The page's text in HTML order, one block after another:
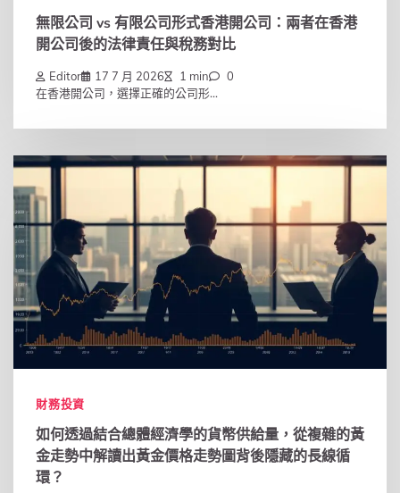
無限公司 vs 有限公司形式香港開公司：兩者在香港
開公司後的法律責任與稅務對比
Editor 17 7 月 2026 1 min
0
在香港開公司，選擇正確的公司形...
財務投資
如何透過結合總體經濟學的貨幣供給量，從複雜的黃
金走勢中解讀出黃金價格走勢圖背後隱藏的長線循
環？